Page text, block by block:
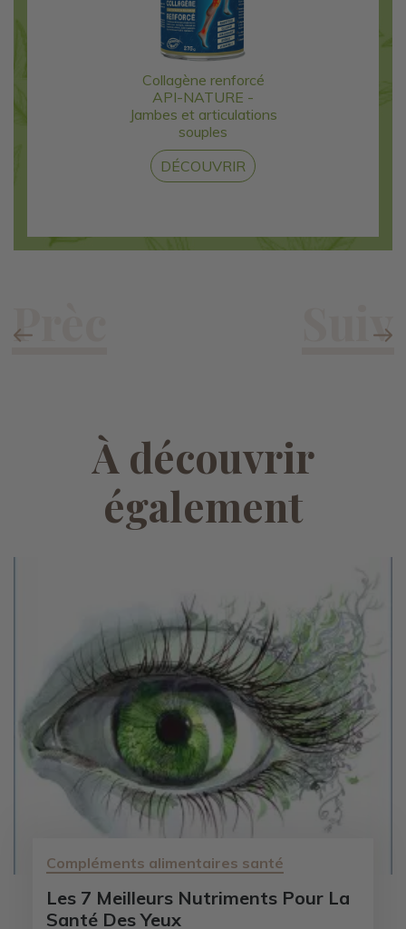
Collagène renforcé
API-NATURE -
Jambes et articulations
souples
DÉCOUVRIR
À découvrir
également
Compléments alimentaires santé
Les 7 Meilleurs Nutriments Pour La
Santé Des Yeux